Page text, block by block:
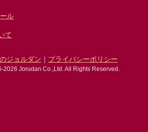
ル
て
ジョルダン ｜ プライバシーポリシー
Jorudan Co.,Ltd. All Rights Reserved.